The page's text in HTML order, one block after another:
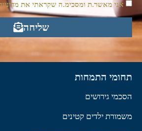
אני מאשר.ת ומסכימ.ה שקראתי את
שליחה
תחומי התמחות
הסכמי גירושים
משמורת ילדים קטינים